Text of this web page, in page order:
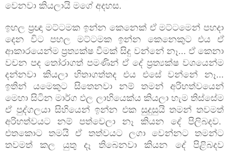
වෙනවා කියලායි මගේ අදහස.
ඉහල ප්‍රඥා මට්ටමක ඉන්න කෙනෙක් ඒ මට්ටමෙන් පහදා
දෙන විට පහල මට්ටමක ඉන්න කෙනෙකුට එය ඒ
ආකාරයෙන්ම ප්‍රත්‍යක්ෂ වීමක් සිදු වන්නේ නෑ... ඒ කෙනා
වචන පද තෝරාගත් පමණින් ඒ දේ ප්‍රත්‍යක්ෂ වශයෙන්ම
දන්නවා කියලා හිතාගත්තද එය එසේ වන්නේ නෑ...
ඉතින් යමෙකුට සිතෙනවා නම් තමන් අරිහත්වයෙන්
මෙහා සිටින මාර්ග ඵල ලාභියෙක්ය කියලා හැම තිස්සේම
ඒ පුද්ගලයා සිහියෙන් ඉන්න එක සුදුසුයි තමන් තවමත්
අරිහත්වයට නම් පත්වෙලා නෑ කියන දේ පිලිබදව.
එතකොට තමයි ඒ තත්වයට ලගා වෙන්නට තමන්ට
තවමත් කල යුතු දෑ තිබෙනවා කියන දේ පිළිබදව